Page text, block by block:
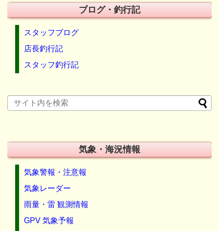
ブログ・釣行記
スタッフブログ
店長釣行記
スタッフ釣行記
気象・海況情報
気象警報・注意報
気象レーダー
雨量・雷 観測情報
GPV 気象予報